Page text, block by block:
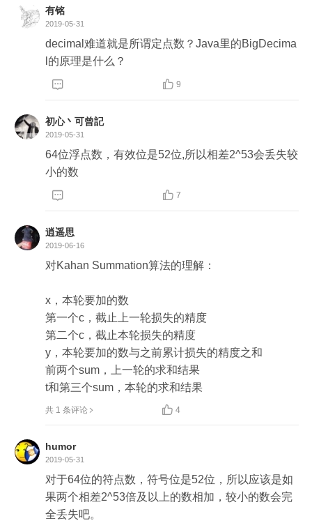
保逻辑层的所有计算，在所有硬件下都是完全一致
的，否则同步就会出现灾难性的后果。
据找得到的资料，王者官方的分享是说，他们是用
分数来代替浮点数的（分子和分母分别用整数表
倒是腾讯另外某位技术专家，就提及了浮点数与定
以想请教一下老师这个问题。谢谢！
有铭
2019-05-31
decimal难道就是所谓定点数？Java里的BigDecima
l的原理是什么？
  9
初心丶可曾記
2019-05-31
64位浮点数，有效位是52位,所以相差2^53会丢失较
小的数
  7
逍遥思
2019-06-16
对Kahan Summation算法的理解：
x，本轮要加的数
第一个c，截止上一轮损失的精度
第二个c，截止本轮损失的精度
y，本轮要加的数与之前累计损失的精度之和
前两个sum，上一轮的求和结果
t和第三个sum，本轮的求和结果
共 1 条评论  4
humor
2019-05-31
对于64位的符点数，符号位是52位，所以应该是如
果两个相差2^53倍及以上的数相加，较小的数会完
全丢失吧。